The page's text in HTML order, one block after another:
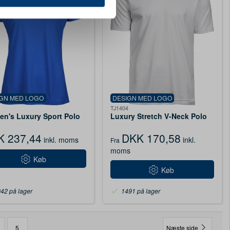
oplysninger, du har givet
MED LOGO
Luxury Sport Polo
237,44 inkl. moms
Køb
på lager
DESIGN MED LOGO
TJ1404
Luxury Stretch V-Neck Polo
Fra DKK 170,58 inkl.
moms
Køb
1491 på lager
5 Næste side